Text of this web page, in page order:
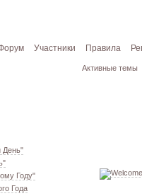
Участники Правила
Активные темы
День"
Году"
Года